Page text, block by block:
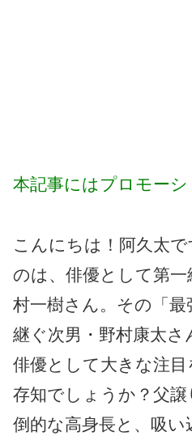
本記事にはプロモー
こんにちは！阿久太
のは、俳優として第
村一樹さん。その「
継ぐ次男・野村康太
俳優として大きな注
存知でしょうか？父
倒的な高身長と、吸